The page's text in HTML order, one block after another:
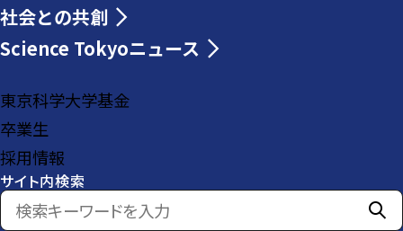
社会との共創
Science Tokyoニュース
東京科学大学基金
卒業生
採用情報
サイト内検索